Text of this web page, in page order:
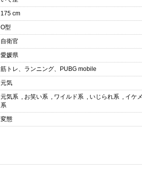
175 cm
O型
自衛官
愛媛県
筋トレ、ランニング、PUBG mobile
元気
元気系 , お笑い系 , ワイルド系 , いじられ系 , イケ
系
変態